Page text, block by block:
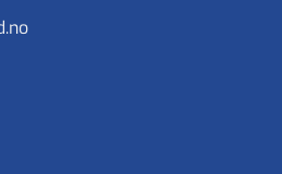
til vår bruk av